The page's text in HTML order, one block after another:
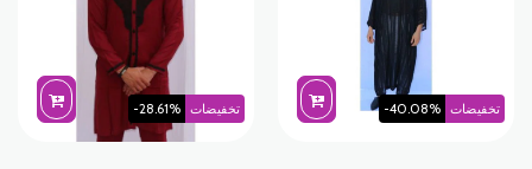
تخفيضات -40.08% تخفيضات -28.61%